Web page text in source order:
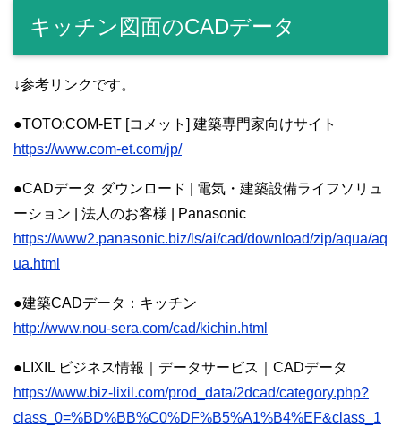
キッチン図面のCADデータ
↓参考リンクです。
●TOTO:COM-ET [コメット] 建築専門家向けサイト
https://www.com-et.com/jp/
●CADデータ ダウンロード | 電気・建築設備ライフソリュ
ーション | 法人のお客様 | Panasonic
https://www2.panasonic.biz/ls/ai/cad/download/zip/aqua/aq
ua.html
●建築CADデータ：キッチン
http://www.nou-sera.com/cad/kichin.html
●LIXIL ビジネス情報｜データサービス｜CADデータ
https://www.biz-lixil.com/prod_data/2dcad/category.php?
class_0=%BD%BB%C0%DF%B5%A1%B4%EF&class_1